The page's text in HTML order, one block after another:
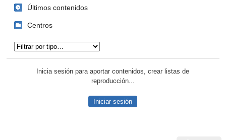
Últimos contenidos
Centros
Inicia sesión para aportar contenidos, crear listas de
reproducción...
Iniciar sesión